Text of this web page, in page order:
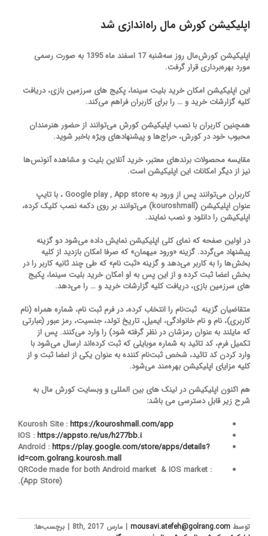
اپلیکیشن کورش مال راه‌اندازی شد
اپلیکیشن کورش‌مال روز سه‌شنبه 17 اسفند ماه 1395 به صورت رسمی
مورد بهره‌برداری قرار گرفت.
این اپلیکیشن امکان خرید بلیت سینما، پکیج های سرزمین بازی، دریافت
کلیه گزارشات خرید و … را برای کاربران فراهم می‌کند.
همچنین کاربران با نصب اپلیکیشن کورش می‌توانند از حضور هنرمندان
محبوب خود در کورش، حراج‌‌ها و پیشنهادهای ویژه باخبر شوید.
مقایسه محصولات برندهای معتبر، خرید آنلاین بلیت و مشاهده آنونس‌ها
نیز از دیگر امکانات این اپلیکیشن است.
کاربران می‌توانند پس از ورود به Google play , App store ، با تایپ
عنوان اپلیکیشن (kouroshmall) می‌توانند بر روی دکمه نصب کلیک کرده،
اپلیکیشن را دانلود و نصب نمایند.
در اولین صفحه که نمای کلی اپلیکیشن نمایش داده می‌شود دو گزینه
پیشنهاد می‌گردد. گزینه «ورود میهمان» که صرفا امکان بازدید از کلیه
بخش‌ها را به کاربر می‌دهد و گزینه «ثبت نام» که طی چند ثانیه کاربر را در
بخش اعضا ثبت کرده و از این پس به او امکان خرید بلیت سینما، پکیج
های سرزمین بازی، دریافت کلیه گزارشات خرید و … را می‌دهد.
متقاضیان گزینه ثبت‌نام را انتخاب کرده، در فرم ثبت نام، شماره همراه (نام
کاربری)، نام و نام خانوادگی، ایمیل، تاریخ تولد، جنسیت، رمز عبور (عبارتی
که مایلند به عنوان رمزشان در نظر گرفته شود) را وارد می‌کنند. پس از
تکمیل فرم، کد تائید به شماره موبایلی که ثبت کرده‌اند ارسال می‌شود با
وارد کردن کد تائید، شخص ثبت‌نام کننده به عنوان یکی از اعضا ثبت و از
کلیه مزایای اپلیکیشن بهره‌مند می‌شود.
هم اکنون اپلیکیشن در لینک های بین المللی و وبسایت کورش مال به
شرح زیر قابل دسترسی می باشد:
Kourosh Site :https://kouroshmall.com/app
IOS :https://appsto.re/us/h277bb.i
Android :https://play.google.com/store/apps/details?
id=com.golrang.kourosh.mall
: QRCode made for both Android market & IOS market
(App Store).
توسط mousavi.atefeh@golrang.com
| مارس 8th, 2017 | برچسب‌ها: